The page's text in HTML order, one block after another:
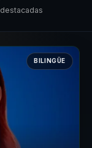
BILINGÜE